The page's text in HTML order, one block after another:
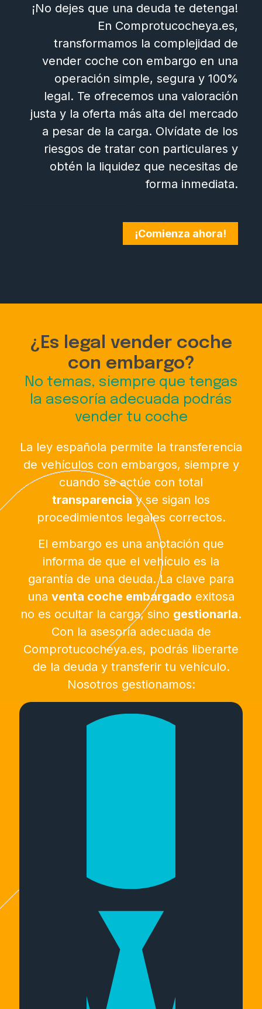
¡No dejes que una deuda te detenga!
En Comprotucocheya.es,
transformamos la complejidad de
vender coche con embargo en una
operación simple, segura y 100%
legal. Te ofrecemos una valoración
justa y la oferta más alta del mercado
a pesar de la carga. Olvídate de los
riesgos de tratar con particulares y
obtén la liquidez que necesitas de
forma inmediata.
¡Comienza ahora!
¿Es legal vender coche
con embargo?
No temas, siempre que tengas
la asesoría adecuada podrás
vender tu coche
La ley española permite la transferencia
de vehículos con embargos, siempre y
cuando se actúe con total
transparencia y se sigan los
procedimientos legales correctos.
El embargo es una anotación que
informa de que el vehículo es la
garantía de una deuda. La clave para
una venta coche embargado exitosa
no es ocultar la carga, sino gestionarla.
Con la asesoría adecuada de
Comprotucocheya.es, podrás liberarte
de la deuda y transferir tu vehículo.
Nosotros gestionamos: